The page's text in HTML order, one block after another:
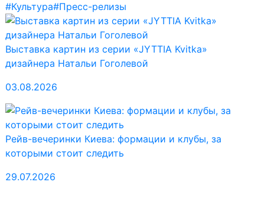
#Культура#Пресс-релизы
Выставка картин из серии «JYTTIA Kvitka»
дизайнера Натальи Гоголевой
03.08.2026
Рейв-вечеринки Киева: формации и клубы, за
которыми стоит следить
29.07.2026